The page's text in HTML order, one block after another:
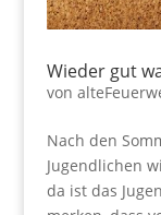
Wieder gut
von
Nach den
Jugendlichen
da ist das